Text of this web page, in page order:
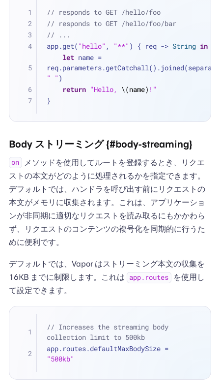
// responds to GET /hello/foo
// responds to GET /hello/foo/bar
// ...
app.get( "hello" , "**" ) { req -> String in
let name =
" " )
return "Hello, \(name) !"
}
Body ストリーミング {#body-streaming}
on
メソッドを使用してルートを登録するとき、リクエ
ストの本文がどのように処理されるかを指定できます。
デフォルトでは、ハンドラを呼び出す前にリクエストの
本文がメモリに収集されます。これは、アプリケーショ
ンが非同期に適切なリクエストを読み取るにもかかわら
ず、リクエストのコンテンツの複号化を同期的に行うた
めに便利です。
デフォルトでは、Vapor はストリーミング本文の収集を
16KB までに制限します。これは
app.routes
を使用し
て設定できます。
// Increases the streaming body
collection limit to 500kb
app.routes.defaultMaxBodySize =
"500kb"